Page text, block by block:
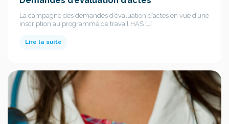
La campagne des demandes d’évaluation d’actes en vue d’une
inscription au programme de travail HAS […]
Lire la suite